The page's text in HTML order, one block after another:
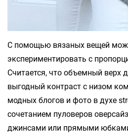
С помощью вязаных вещей
экспериментировать с
Считается, что объемный верх
выгодный контраст с низом
модных блогов и фото в духе
сочетанием пуловеров
джинсами или прямыми